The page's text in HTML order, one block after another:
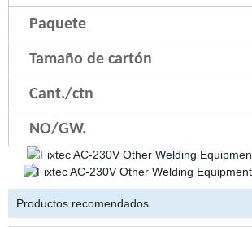
Paquete
Tamaño de cartón
Cant./ctn
NO/GW.
Productos recomendados